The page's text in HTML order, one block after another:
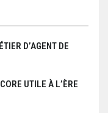
D’AGENT DE
UTILE À L’ÈRE